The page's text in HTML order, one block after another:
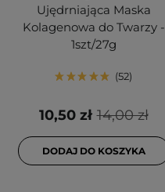
Ujędrniająca Maska
Kolagenowa do Twarzy -
1szt/27g
52
14,00 zł
10,50 zł
DODAJ DO KOSZYKA